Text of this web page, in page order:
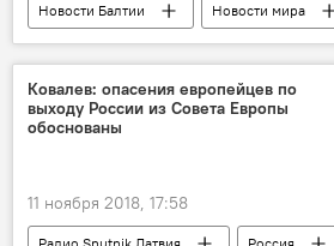
Новости Балтии
Новости мира
Литва
Россия закупка
Ковалев: опасения европейцев по
выходу России из Совета Европы
обоснованы
11 ноября 2018, 17:58